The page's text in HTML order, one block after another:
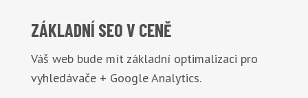
ZÁKLADNÍ SEO V CENĚ
Váš web bude mít základní optimalizaci pro
vyhledávače + Google Analytics.